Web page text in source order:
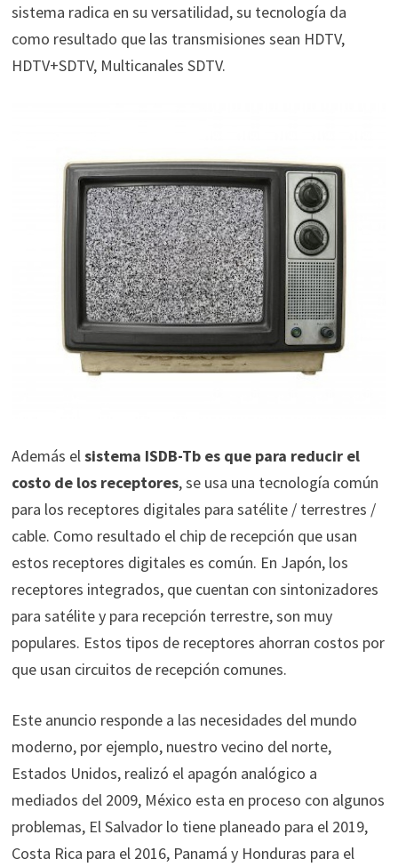
sistema radica en su versatilidad, su tecnología da
como resultado que las transmisiones sean HDTV,
HDTV+SDTV, Multicanales SDTV.
Además elsistema ISDB-Tb es que para reducir el
costo de los receptores, se usa una tecnología común
para los receptores digitales para satélite / terrestres /
cable. Como resultado el chip de recepción que usan
estos receptores digitales es común. En Japón, los
receptores integrados, que cuentan con sintonizadores
para satélite y para recepción terrestre, son muy
populares. Estos tipos de receptores ahorran costos por
que usan circuitos de recepción comunes.
Este anuncio responde a las necesidades del mundo
moderno, por ejemplo, nuestro vecino del norte,
Estados Unidos, realizó el apagón analógico a
mediados del 2009, México esta en proceso con algunos
problemas, El Salvador lo tiene planeado para el 2019,
Costa Rica para el 2016, Panamá y Honduras para el